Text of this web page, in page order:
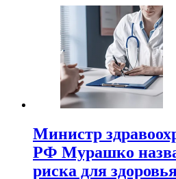
Министр
РФ Мурашко
риска для